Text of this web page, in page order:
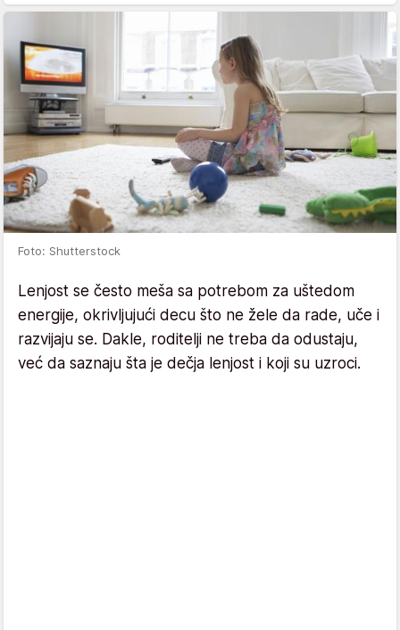
Foto: Shutterstock
Lenjost se često meša sa potrebom za uštedom
energije, okrivljujući decu što ne žele da rade, uče i
razvijaju se. Dakle, roditelji ne treba da odustaju,
već da saznaju šta je dečja lenjost i koji su uzroci.